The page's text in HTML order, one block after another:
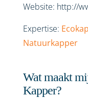
Website: http://
Expertise:
Natuurkapper
Wat maakt
Kapper?